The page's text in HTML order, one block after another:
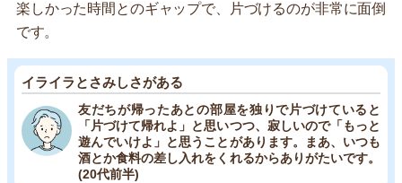
楽しかった時間とのギャップで、片づけるのが非常に面倒
です。
イライラとさみしさがある
友だちが帰ったあとの部屋を独りで片づけていると
「片づけて帰れよ」と思いつつ、寂しいので「もっと
遊んでいけよ」と思うことがあります。まあ、いつも
酒とか食料の差し入れをくれるからありがたいです。
(20代前半)